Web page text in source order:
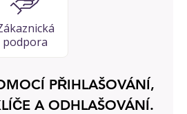
podpora
PŘIHLAŠOVÁNÍ,
A ODHLAŠOVÁNÍ.